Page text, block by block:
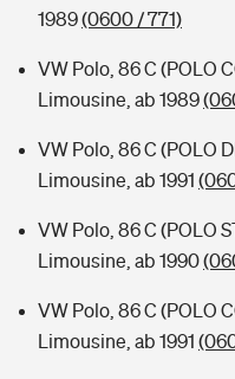
1989(0600 / 771)
VW Polo, 86 C (POLO
Limousine, ab 1989
VW Polo, 86 C (POLO
Limousine, ab 1991
VW Polo, 86 C (POLO
Limousine, ab 1990
VW Polo, 86 C (POLO
Limousine, ab 1991